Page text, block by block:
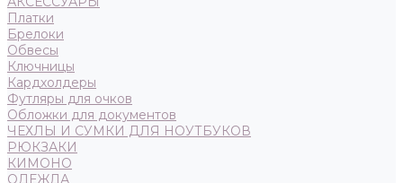
Платки
Брелоки
Обвесы
Ключницы
Кардхолдеры
Футляры для очков
Обложки для документов
ЧЕХЛЫ И СУМКИ ДЛЯ НОУТБУКОВ
РЮКЗАКИ
КИМОНО
ОДЕЖДА